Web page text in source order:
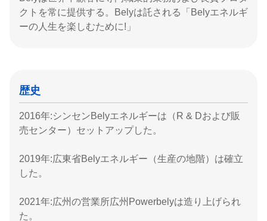
クトを常に提供する。Belyは託される「Belyエネルギ
ーの人生を楽しむために!」
歴史
2016年:シンセンBelyエネルギーは（R & Dおよび販
売センター）セットアップした。
2019年:広東省Belyエネルギー（生産の地階）は確立
した。
2021年:広州の営業所広州Powerbelyは造り上げられ
た。